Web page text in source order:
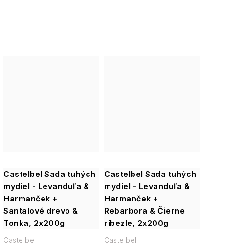
Castelbel Sada tuhých
mydiel - Levanduľa &
Harmanček +
Santalové drevo &
Tonka, 2x200g
Castelbel
Castelbel Sada tuhých
mydiel - Levanduľa &
Harmanček +
Rebarbora & Čierne
ríbezle, 2x200g
Castelbel